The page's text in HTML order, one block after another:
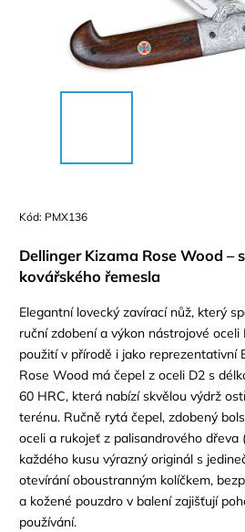
Kód: PMX136
Dellinger Kizama Rose Wood –
kovářského řemesla
Elegantní lovecký zavírací nůž, který
ruční zdobení a výkon nástrojové oceli
použití v přírodě i jako reprezentativní
Rose Wood má čepel z oceli D2 s
60 HRC, která nabízí skvělou výdrž
terénu. Ručně rytá čepel, zdobený
oceli a rukojeť z palisandrového dřeva
každého kusu výrazný originál s
otevírání oboustranným kolíčkem,
a kožené pouzdro v balení zajišťují
používání.